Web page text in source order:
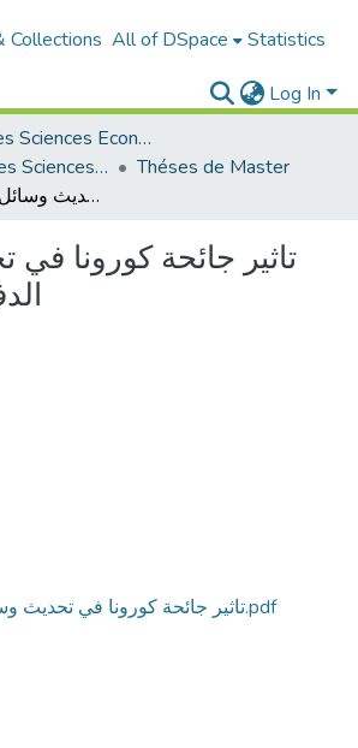
Collections All of DSpace Statistics
Log In
Institut des Sciences Economiques, Commerciales et des Sciences de Gestion
Département des Sciences de Gestion
Théses de Master
تاثیر جائحة كورونا في تحدیث وسائل الدفع الالكتروني
تاثیر جائحة كورونا
تاثیر جائحة كورونا في تحدیث وسائل الدفع الالكتروني.pdf